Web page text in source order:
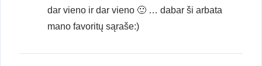
dar vieno ir dar vieno 🙂 … dabar ši arbata
mano favoritų sąraše:)